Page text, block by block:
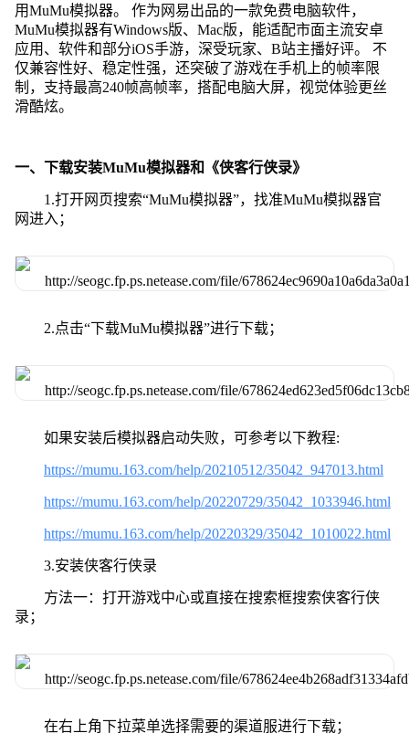
用MuMu模拟器。 作为网易出品的一款免费电脑软件，
MuMu模拟器有Windows版、Mac版，能适配市面主流安卓
应用、软件和部分iOS手游，深受玩家、B站主播好评。 不
仅兼容性好、稳定性强，还突破了游戏在手机上的帧率限
制，支持最高240帧高帧率，搭配电脑大屏，视觉体验更丝
滑酷炫。
一、下载安装MuMu模拟器和《侠客行侠录》
1.打开网页搜索“MuMu模拟器”，找准MuMu模拟器官
网进入；
2.点击“下载MuMu模拟器”进行下载；
如果安装后模拟器启动失败，可参考以下教程:
https://mumu.163.com/help/20210512/35042_947013.html
https://mumu.163.com/help/20220729/35042_1033946.html
https://mumu.163.com/help/20220329/35042_1010022.html
3.安装侠客行侠录
方法一：打开游戏中心或直接在搜索框搜索侠客行侠
录；
在右上角下拉菜单选择需要的渠道服进行下载；